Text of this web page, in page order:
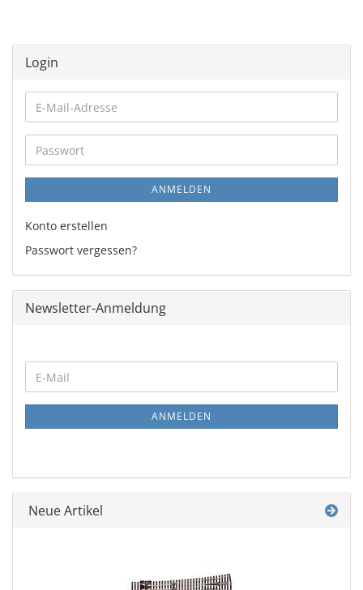
Login
E-
Mail-
Adresse
Passwort
ANMELDEN
Konto erstellen
Passwort vergessen?
Newsletter-Anmeldung
ZUR
NEWSLETTER-
E-
Mail
ANMELDEN
Neue Artikel